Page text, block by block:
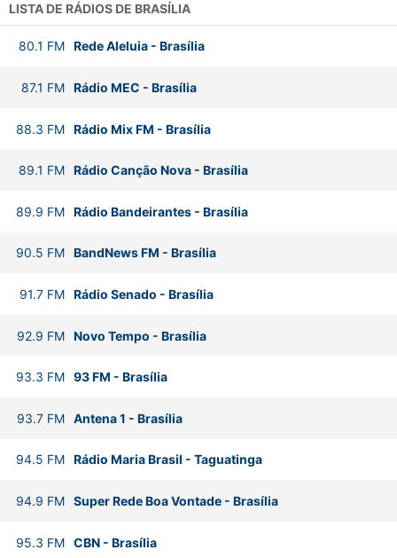
LISTA DE RÁDIOS DE BRASÍLIA
80.1 FM Rede Aleluia- Brasília
87.1 FM Rádio MEC - Brasília
88.3 FM Rádio Mix FM - Brasília
89.1 FM Rádio Canção Nova- Brasília
89.9 FM Rádio Bandeirantes- Brasília
90.5 FM BandNews FM - Brasília
91.7 FM Rádio Senado - Brasília
92.9 FM Novo Tempo - Brasília
93.3 FM 93 FM - Brasília
93.7 FM Antena 1 - Brasília
94.5 FM Rádio Maria Brasil - Taguatinga
94.9 FM Super Rede Boa Vontade- Brasília
95.3 FM CBN- Brasília